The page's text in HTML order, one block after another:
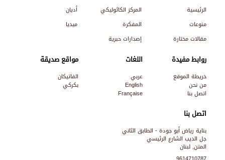
اتصل بنا
بناية رياض أبو جودة - الطابق الثاني
جل الديب الشارع الرئيسي
المتن, لبنان
الرئيسية المركز الكاثوليكي
أديان
منوعات
المفكرة
ميديا
مقالات مختارة
إصدارات حبرية
روابط مفيدة
خريطة الموقع
من نحن
اتصل بنا
اللغات
عربي
English
Française
مواقع صديقة
الفاتيكان
بكركي